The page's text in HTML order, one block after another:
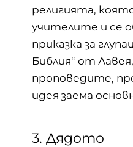
религията,
учителите и се
приказка за
Библия“ от
проповедите,
идея заема
3. Дядото